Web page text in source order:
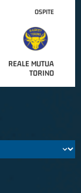
OSPITE
REALE MUTUA
TORINO